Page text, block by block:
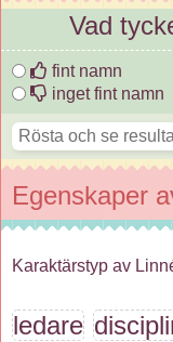
Vad
fint namn
inget fint namn
Egenskaper
Karaktärstyp av
ledare